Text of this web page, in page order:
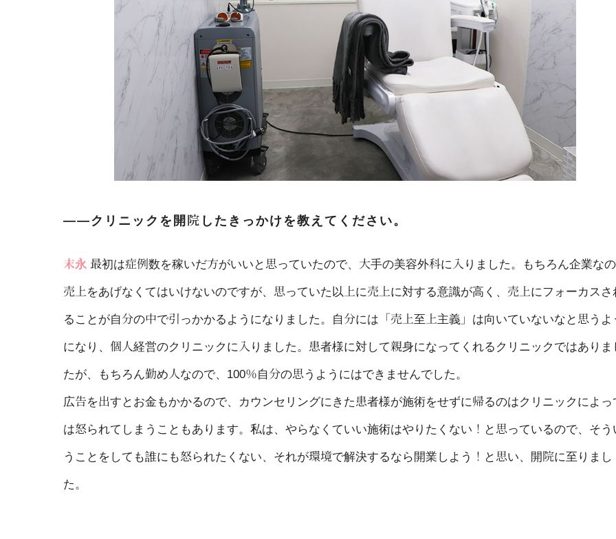
――クリニックを開院したきっかけを教えてください。
末永 最初は症例数を稼いだ方がいいと思っていたので、大手の美容外科に入りました。もちろん企業な
売上をあげなくてはいけないのですが、思っていた以上に売上に対する意識が高く、売上にフォーカスさ
ることが自分の中で引っかかるようになりました。自分には「売上至上主義」は向いていないなと思うよ
になり、個人経営のクリニックに入りました。患者様に対して親身になってくれるクリニックではありま
たが、もちろん勤め人なので、100％自分の思うようにはできませんでした。
広告を出すとお金もかかるので、カウンセリングにきた患者様が施術をせずに帰るのはクリニックによっ
は怒られてしまうこともあります。私は、やらなくていい施術はやりたくない！と思っているので、そう
うことをしても誰にも怒られたくない、それが環境で解決するなら開業しよう！と思い、開院に至りまし
た。